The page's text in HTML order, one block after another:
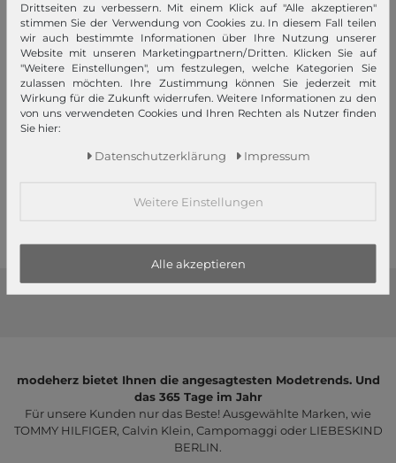
−20%
MANDARINA DUCK
MD20 Vanity Bag Cocoon
25,29 €
MANDARINA DUCK
MD20 Vanity Bag S Cocoon
2 3
modeherz bietet Ihnen die angesagtesten Modetrends. Und
das 365 Tage im Jahr
Für unsere Kunden nur das Beste! Ausgewählte Marken, wie
TOMMY HILFIGER, Calvin Klein, Campomaggi oder LIEBESKIND
BERLIN.
Drittseiten zu verbessern. Mit einem Klick auf "Alle akzeptieren"
stimmen Sie der Verwendung von Cookies zu. In diesem Fall teilen
wir auch bestimmte Informationen über Ihre Nutzung unserer
Website mit unseren Marketingpartnern/Dritten. Klicken Sie auf
"Weitere Einstellungen", um festzulegen, welche Kategorien Sie
zulassen möchten. Ihre Zustimmung können Sie jederzeit mit
Wirkung für die Zukunft widerrufen. Weitere Informationen zu den
von uns verwendeten Cookies und Ihren Rechten als Nutzer finden
Sie hier:
Daten­schutz­erklärung Impressum
Weitere Einstellungen
Alle akzeptieren